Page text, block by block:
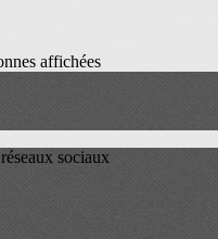
affichées
sociaux